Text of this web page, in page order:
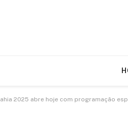
2025 abre hoje com programação